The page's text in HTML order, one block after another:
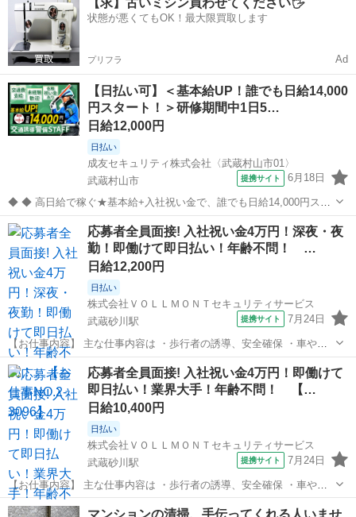
分け ＊最大５ｋｇ程 ・深夜高時給で賢く稼ぐ◎簡単作業なので未経験
の方にもおすすめ...
【求】古いミシン買わせてください🖐️
状態が悪くてもOK！最大限買取します
プリフラ Ad
【日払い可】＜基本給UP！誰でも日給14,000
円スタート！＞研修期間中1日5…
日給12,000円
日払い
成友セキュリティ株式会社〈武蔵村山市01〉
武蔵村山市
提携サイト 6月18日
◆ ◆ 高日給で稼ぐ★基本給+入社祝い金で、誰でも日給14,000円スタ
ート！ 平日のみのお仕事◎早く終わっても日給保証！ 「現場の都合で
仕事が早く終わってしまった…」 そんな時でも、日給は全額支給しま
す★ 平日のみ勤...
東京 武蔵村山市 警備員
応募者全員面接! 入社祝い金4万円！深夜・夜
勤！即働けて即日払い！年齢不問！ …
日給12,200円
日払い
株式会社ＶＯＬＬＭＯＮＴセキュリティサービス
武蔵砂川駅
提携サイト 7月24日
【お仕事内容】 主な仕事内容は ・歩行者の誘導、安全確保 ・車やバ
イクなどの車両の誘導 などをお任せします。 年齢や経験、性別に関係
なく、誰でもスグに始められる仕事です。 現場に出る前にしっかりと
した研修があるので、未経験の...
東京 武蔵村山市 武蔵砂川駅 警備員
応募者全員面接! 入社祝い金4万円！即働けて
即日払い！業界大手！年齢不問！ 【…
日給10,400円
日払い
株式会社ＶＯＬＬＭＯＮＴセキュリティサービス
武蔵砂川駅
提携サイト 7月24日
【お仕事内容】 主な仕事内容は ・歩行者の誘導、安全確保 ・車やバ
イクなどの車両の誘導 などをお任せします。 年齢や経験、性別に関係
東京 武蔵村山市 武蔵砂川駅 警備員
マンションの清掃、手伝ってくれる人いませ